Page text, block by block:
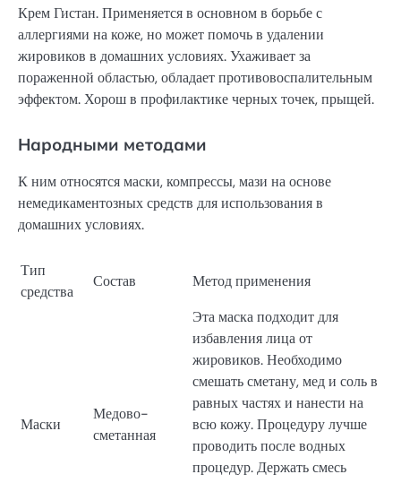
Крем Гистан. Применяется в основном в борьбе с
аллергиями на коже, но может помочь в удалении
жировиков в домашних условиях. Ухаживает за
пораженной областью, обладает противовоспалительным
эффектом. Хорош в профилактике черных точек, прыщей.
Народными методами
К ним относятся маски, компрессы, мази на основе
немедикаментозных средств для использования в
домашних условиях.
Тип
средства
Состав Метод применения
Маски
Медово-
сметанная
Эта маска подходит для
избавления лица от
жировиков. Необходимо
смешать сметану, мед и соль в
равных частях и нанести на
всю кожу. Процедуру лучше
проводить после водных
процедур. Держать смесь